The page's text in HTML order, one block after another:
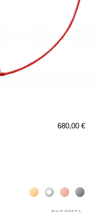
680,00 €
Жёлтое золото 18К
Белое золото
Розовое